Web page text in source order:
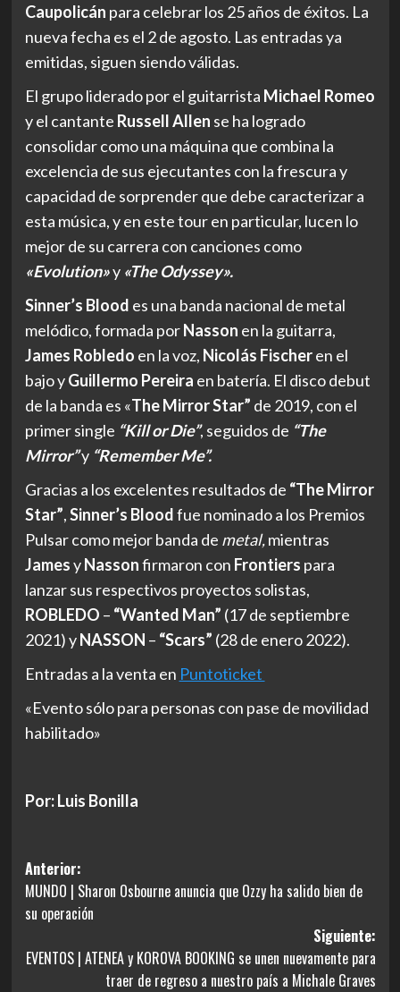
Caupolicán para celebrar los 25 años de éxitos. La
nueva fecha es el 2 de agosto. Las entradas ya
emitidas, siguen siendo válidas.
El grupo liderado por el guitarrista Michael Romeo
y el cantante Russell Allen se ha logrado
consolidar como una máquina que combina la
excelencia de sus ejecutantes con la frescura y
capacidad de sorprender que debe caracterizar a
esta música, y en este tour en particular, lucen lo
mejor de su carrera con canciones como
«Evolution»y«The Odyssey».
Sinner’s Blood es una banda nacional de metal
melódico, formada porNasson en la guitarra,
James Robledo en la voz, Nicolás Fischeren el
bajo yGuillermo Pereira en batería. El disco debut
de la banda es «The Mirror Star” de 2019, con el
primer single “Kill or Die”, seguidos de “The
Mirror”y“Remember Me”.
Gracias a los excelentes resultados de “The Mirror
Star”,Sinner’s Bloodfue nominado a los Premios
Pulsar como mejor banda de metal,mientras
JamesyNassonfirmaron con Frontiers para
lanzar sus respectivos proyectos solistas,
ROBLEDO – “Wanted Man” (17 de septiembre
2021) yNASSON – “Scars” (28 de enero 2022).
Entradas a la venta en Puntoticket
«Evento sólo para personas con pase de movilidad
habilitado»
Por: Luis Bonilla
Navegación
de
entradas
Anterior:
MUNDO | Sharon Osbourne anuncia que Ozzy ha salido bien de
su operación
Siguiente:
EVENTOS | ATENEA y KOROVA BOOKING se unen nuevamente para
traer de regreso a nuestro país a Michale Graves